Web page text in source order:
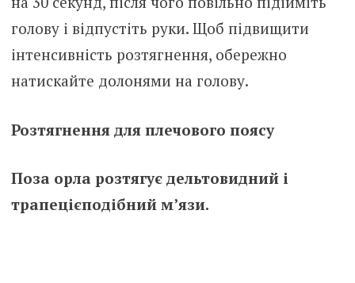
голову і відпустіть руки. Щоб підвищити
інтенсивність розтягнення, обережно
натискайте долонями на голову.
Розтягнення для плечового поясу
Поза орла розтягує дельтовидний і
трапецієподібний м’язи.